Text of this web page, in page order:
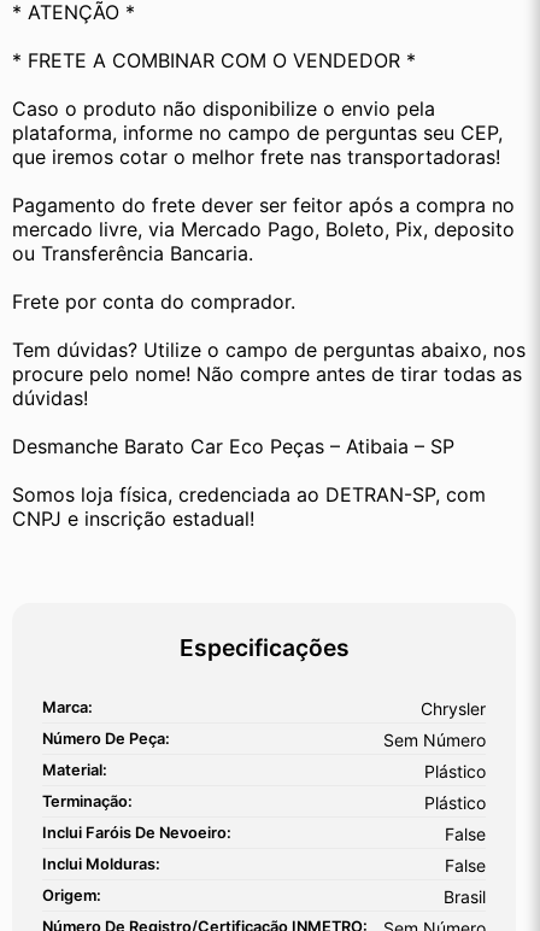
* ATENÇÃO *
* FRETE A COMBINAR COM O VENDEDOR *
Caso o produto não disponibilize o envio pela
plataforma, informe no campo de perguntas seu CEP,
que iremos cotar o melhor frete nas transportadoras!
Pagamento do frete dever ser feitor após a compra no
mercado livre, via Mercado Pago, Boleto, Pix, deposito
ou Transferência Bancaria.
Frete por conta do comprador.
Tem dúvidas? Utilize o campo de perguntas abaixo, nos
procure pelo nome! Não compre antes de tirar todas as
dúvidas!
Desmanche Barato Car Eco Peças – Atibaia – SP
Somos loja física, credenciada ao DETRAN-SP, com
CNPJ e inscrição estadual!
Especificações
Marca: Chrysler
Número De Peça: Sem Número
Material: Plástico
Terminação: Plástico
Inclui Faróis De Nevoeiro: False
Inclui Molduras: False
Origem: Brasil
Número De Registro/certificação INMETRO: